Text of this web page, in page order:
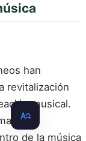
han
revitalización
musical.
de la música